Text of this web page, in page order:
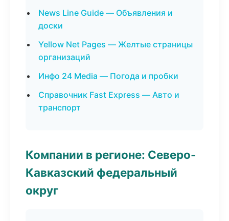
News Line Guide — Объявления и
доски
Yellow Net Pages — Желтые страницы
организаций
Инфо 24 Media — Погода и пробки
Справочник Fast Express — Авто и
транспорт
Компании в регионе: Северо-
Кавказский федеральный
округ